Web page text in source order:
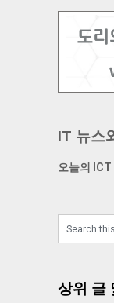
IT 뉴스
오늘의 ICT
상위 글